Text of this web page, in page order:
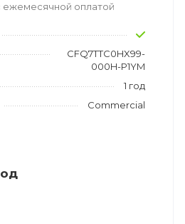
ежемесячной оплатой
CFQ7TTC0HX99-
000H-P1YM
1 год
Commercial